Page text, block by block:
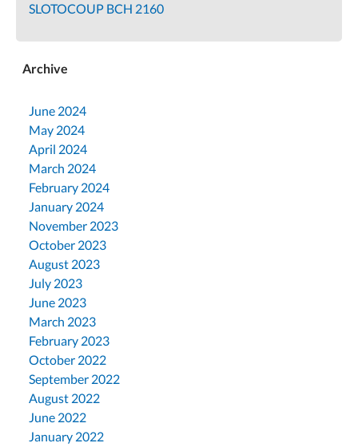
SLOTOCOUP BCH 2160
Archive
June 2024
May 2024
April 2024
March 2024
February 2024
January 2024
November 2023
October 2023
August 2023
July 2023
June 2023
March 2023
February 2023
October 2022
September 2022
August 2022
June 2022
January 2022